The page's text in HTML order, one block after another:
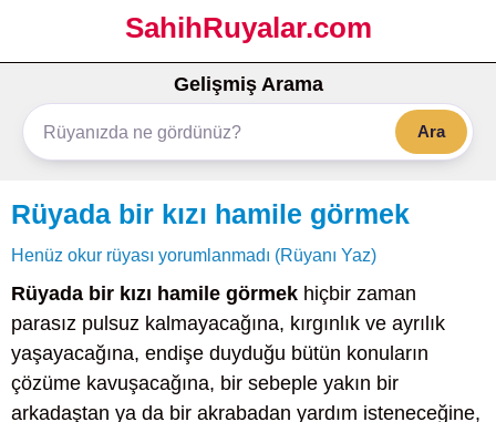
SahihRuyalar.com
Gelişmiş Arama
Ara
Rüyada bir kızı hamile görmek
Henüz okur rüyası yorumlanmadı (Rüyanı Yaz)
Rüyada bir kızı hamile görmek hiçbir zaman
parasız pulsuz kalmayacağına, kırgınlık ve ayrılık
yaşayacağına, endişe duyduğu bütün konuların
çözüme kavuşacağına, bir sebeple yakın bir
arkadaştan ya da bir akrabadan yardım isteneceğine,